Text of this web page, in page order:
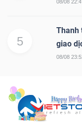
08/08
5
Thanh
giao
08/08